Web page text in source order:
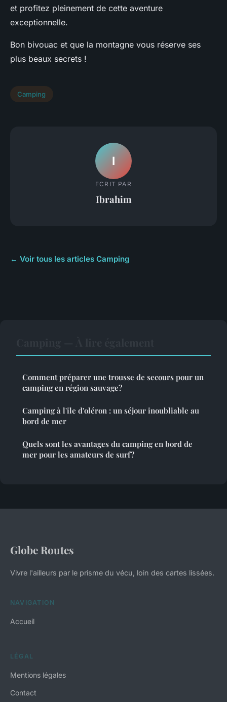
et profitez pleinement de cette aventure
exceptionnelle.
Bon bivouac et que la montagne vous réserve ses
plus beaux secrets !
Camping
I
ECRIT PAR
Ibrahim
← Voir tous les articles Camping
Comment préparer une trousse de secours pour un
camping en région sauvage?
Camping à l'île d'oléron : un séjour inoubliable au
bord de mer
Quels sont les avantages du camping en bord de
mer pour les amateurs de surf?
Globe Routes
Vivre l'ailleurs par le prisme du vécu, loin des cartes lissées.
NAVIGATION
Accueil
LÉGAL
Mentions légales
Contact